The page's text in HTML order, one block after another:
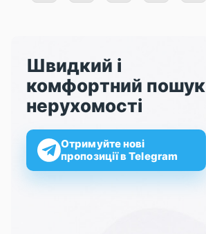
Швидкий і
комфортний пошук
нерухомості
Отримуйте нові
пропозиції в Telegram